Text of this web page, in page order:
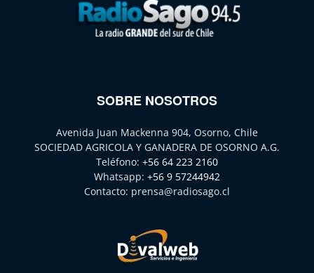
SOBRE NOSOTROS
Avenida Juan Mackenna 904, Osorno, Chile
SOCIEDAD AGRICOLA Y GANADERA DE OSORNO A.G.
Teléfono: +56 64 223 2160
Whatsapp: +56 9 57244942
Contacto: prensa@radiosago.cl